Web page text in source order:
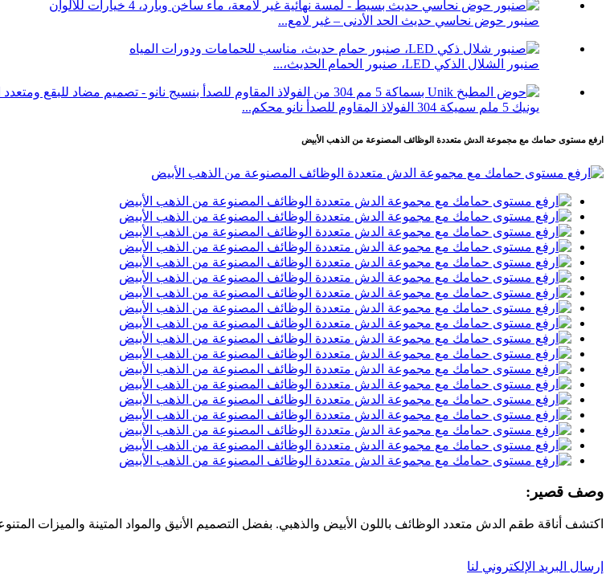
صنبور حوض نحاسي حديث الحد الأدنى – غير لامع...
صنبور الشلال الذكي LED، صنبور الحمام الحديث،...
يونيك 5 ملم سميكة 304 الفولاذ المقاوم للصدأ نانو محكم...
ارفع مستوى حمامك مع مجموعة الدش متعددة الوظائف المصنوعة من الذهب الأبيض
وصف قصير:
اكتشف أناقة طقم الدش متعدد الوظائف باللون الأبيض والذهبي. بفضل التصميم الأنيق والمواد المتينة والميزات
إرسال البريد الإلكتروني لنا